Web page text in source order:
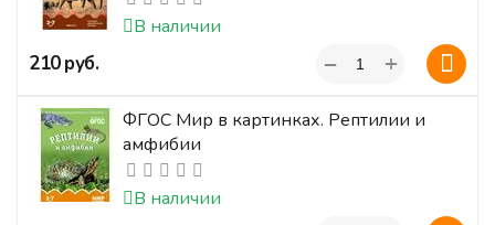
В наличии
‍210‍руб. +
−
ФГОС Мир в картинках. Рептилии и
амфибии
В наличии